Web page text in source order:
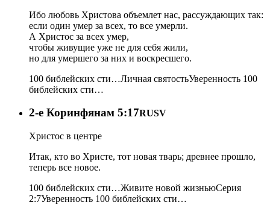
Ибо любовь Христова объемлет нас, рассуждающих так:
если один умер за всех, то все умерли.
А Христос за всех умер,
чтобы живущие уже не для себя жили,
но для умершего за них и воскресшего.
100 библейских сти…Личная святостьУверенность 100
библейских сти…
2-e Коринфянам 5:17RUSV
Христос в центре
Итак, кто во Христе, тот новая тварь; древнее прошло,
теперь все новое.
100 библейских сти…Живите новой жизньюСерия
2:7Уверенность 100 библейских сти…